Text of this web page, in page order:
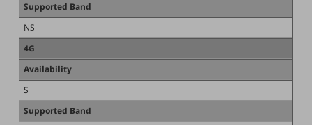
地域共創・地方創生
セキュリティ対策
遠隔監視
顧客体験（CX）改善
自動化・省電化
Supported Band
NS
4G
Availability
S
Supported Band